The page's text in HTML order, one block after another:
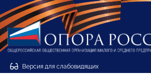
Версия для слабовидящих